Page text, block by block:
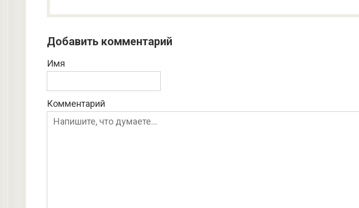
Добавить комментарий
Имя
Комментарий